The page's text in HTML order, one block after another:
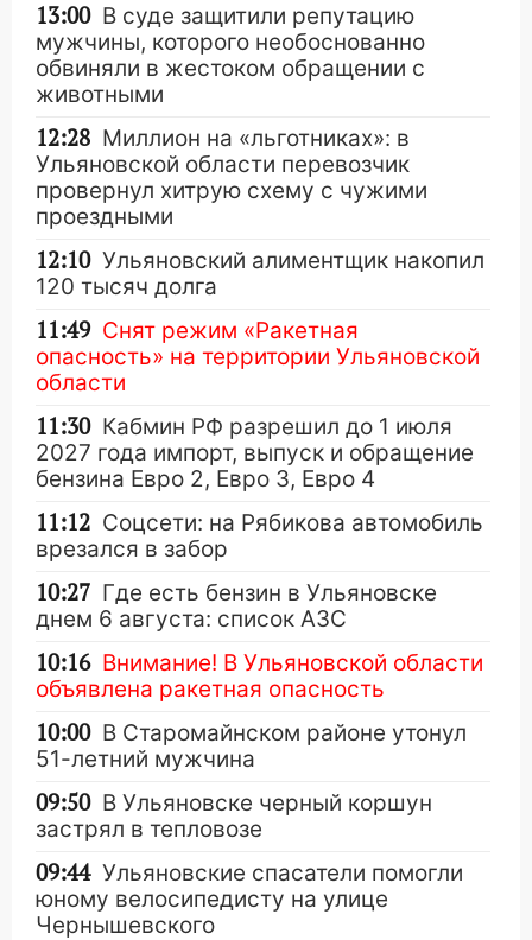
13:00 В суде защитили репутацию
мужчины, которого необоснованно
обвиняли в жестоком обращении с
животными
12:28 Миллион на «льготниках»: в
Ульяновской области перевозчик
провернул хитрую схему с чужими
проездными
12:10 Ульяновский алиментщик накопил
120 тысяч долга
11:49 Снят режим «Ракетная
опасность» на территории Ульяновской
области
11:30 Кабмин РФ разрешил до 1 июля
2027 года импорт, выпуск и обращение
бензина Евро 2, Евро 3, Евро 4
11:12 Соцсети: на Рябикова автомобиль
врезался в забор
10:27 Где есть бензин в Ульяновске
днем 6 августа: список АЗС
10:16 Внимание! В Ульяновской области
объявлена ракетная опасность
10:00 В Старомайнском районе утонул
51-летний мужчина
09:50 В Ульяновске черный коршун
застрял в тепловозе
09:44 Ульяновские спасатели помогли
юному велосипедисту на улице
Чернышевского